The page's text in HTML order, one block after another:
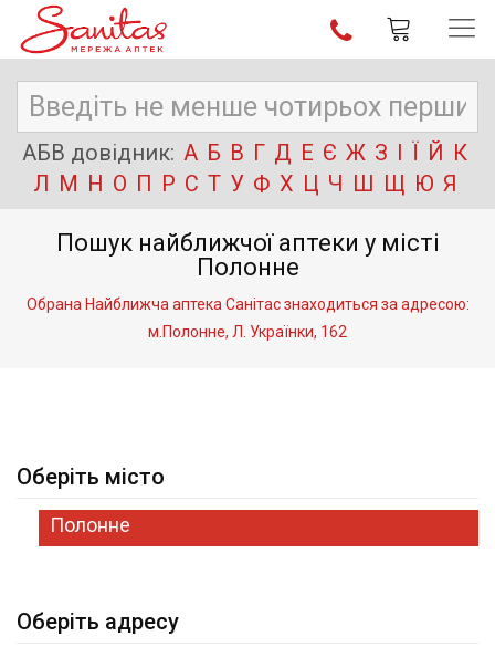
АБВ довідник: А Б В Г Д Е Є Ж З І Ї Й К
Л М Н О П Р С Т У Ф Х Ц Ч Ш Щ Ю Я
Пошук найближчої аптеки у місті
Полонне
Обрана Найближча аптека Санітас знаходиться за адресою:
м.Полонне, Л. Українки, 162
Оберіть місто
Полонне
Оберіть адресу